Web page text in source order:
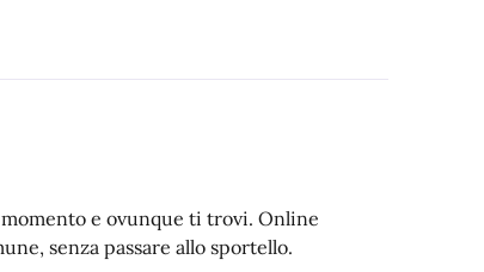
e ovunque ti trovi. Online
senza passare allo sportello.